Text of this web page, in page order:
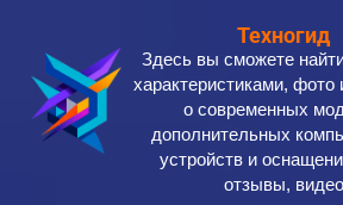
контенту
Техногид
Здесь вы сможете
характеристиками, фото
о современных
дополнительных
устройств и
отзывы, видео